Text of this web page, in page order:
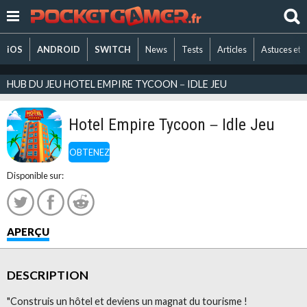
iOS ANDROID SWITCH News Tests Articles Astuces et
HUB DU JEU HOTEL EMPIRE TYCOON－IDLE JEU
OBTENEZ
Hotel Empire Tycoon－Idle Jeu
Disponible sur:
APERÇU
DESCRIPTION
"Construis un hôtel et deviens un magnat du tourisme !